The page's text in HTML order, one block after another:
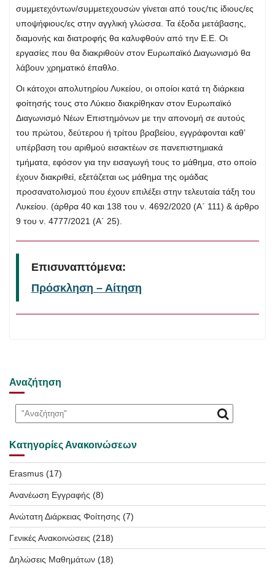
συμμετεχόντων/συμμετεχουσών γίνεται από τους/τις ίδιους/ες
υποψήφιους/ες στην αγγλική γλώσσα. Τα έξοδα μετάβασης,
διαμονής και διατροφής θα καλυφθούν από την Ε.Ε. Οι
εργασίες που θα διακριθούν στον Ευρωπαϊκό Διαγωνισμό θα
λάβουν χρηματικό έπαθλο.
Οι κάτοχοι απολυτηρίου Λυκείου, οι οποίοι κατά τη διάρκεια
φοίτησής τους στο Λύκειο διακρίθηκαν στον Ευρωπαϊκό
Διαγωνισμό Νέων Επιστημόνων με την απονομή σε αυτούς
του πρώτου, δεύτερου ή τρίτου βραβείου, εγγράφονται καθ’
υπέρβαση του αριθμού εισακτέων σε πανεπιστημιακά
τμήματα, εφόσον για την εισαγωγή τους το μάθημα, στο οποίο
έχουν διακριθεί, εξετάζεται ως μάθημα της ομάδας
προσανατολισμού που έχουν επιλέξει στην τελευταία τάξη του
Λυκείου. (άρθρα 40 και 138 του ν. 4692/2020 (Α΄ 111) & άρθρο
9 του ν. 4777/2021 (Α΄ 25).
Επισυναπτόμενα:
Πρόσκληση – Αίτηση
Αναζήτηση
Κατηγορίες Ανακοινώσεων
Erasmus (17)
Ανανέωση Εγγραφής (8)
Ανώτατη Διάρκειας Φοίτησης (7)
Γενικές Ανακοινώσεις (218)
Δηλώσεις Μαθημάτων (18)